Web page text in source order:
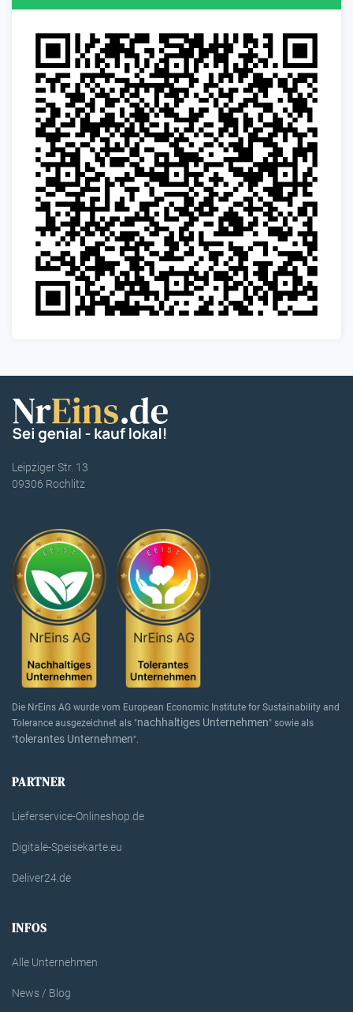
Leipziger Str. 13
09306 Rochlitz
Die NrEins AG wurde vom European Economic Institute for Sustainability and
Tolerance ausgezeichnet als "nachhaltiges Unternehmen" sowie als
"tolerantes Unternehmen".
PARTNER
Lieferservice-Onlineshop.de
Digitale-Speisekarte.eu
Deliver24.de
INFOS
Alle Unternehmen
News / Blog